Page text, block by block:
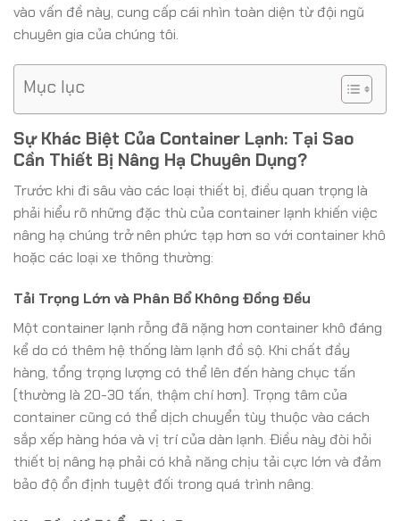
vào vấn đề này, cung cấp cái nhìn toàn diện từ đội ngũ
chuyên gia của chúng tôi.
Mục lục
Sự Khác Biệt Của Container Lạnh: Tại Sao
Cần Thiết Bị Nâng Hạ Chuyên Dụng?
Trước khi đi sâu vào các loại thiết bị, điều quan trọng là
phải hiểu rõ những đặc thù của container lạnh khiến việc
nâng hạ chúng trở nên phức tạp hơn so với container khô
hoặc các loại xe thông thường:
Tải Trọng Lớn và Phân Bổ Không Đồng Đều
Một container lạnh rỗng đã nặng hơn container khô đáng
kể do có thêm hệ thống làm lạnh đồ sộ. Khi chất đầy
hàng, tổng trọng lượng có thể lên đến hàng chục tấn
(thường là 20-30 tấn, thậm chí hơn). Trọng tâm của
container cũng có thể dịch chuyển tùy thuộc vào cách
sắp xếp hàng hóa và vị trí của dàn lạnh. Điều này đòi hỏi
thiết bị nâng hạ phải có khả năng chịu tải cực lớn và đảm
bảo độ ổn định tuyệt đối trong quá trình nâng.